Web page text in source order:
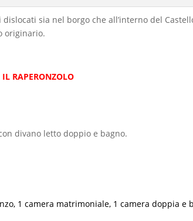
sia nel borgo che all’interno del
originario.
RAPERONZOLO
divano letto doppio e bagno.
1 camera matrimoniale, 1 camera doppia e